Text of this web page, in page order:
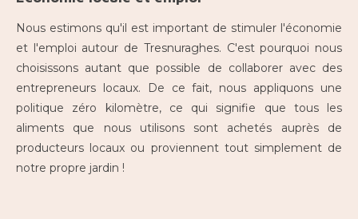
Nous estimons qu'il est important de stimuler l'économie
et l'emploi autour de Tresnuraghes. C'est pourquoi nous
choisissons autant que possible de collaborer avec des
entrepreneurs locaux. De ce fait, nous appliquons une
politique zéro kilomètre, ce qui signifie que tous les
aliments que nous utilisons sont achetés auprès de
producteurs locaux ou proviennent tout simplement de
notre propre jardin !